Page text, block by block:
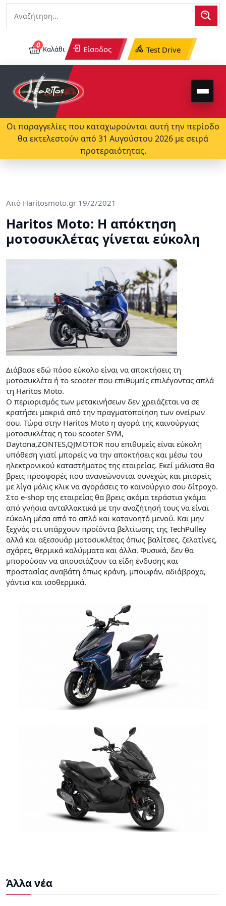
0 Καλάθι Είσοδος Test Drive
Οι παραγγελίες που καταχωρούνται αυτή την περίοδο
θα εκτελεστούν από 31 Αυγούστου 2026 με σειρά
προτεραιότητας.
Από Haritosmoto.gr 19/2/2021
Haritos Moto: Η απόκτηση
μοτοσυκλέτας γίνεται εύκολη
Διάβασε εδώ πόσο εύκολο είναι να αποκτήσεις τη
μοτοσυκλέτα ή το scooter που επιθυμείς επιλέγοντας απλά
τη Haritos Moto.
Ο περιορισμός των μετακινήσεων δεν χρειάζεται να σε
κρατήσει μακριά από την πραγματοποίηση των ονείρων
σου. Τώρα στην Haritos Moto η αγορά της καινούργιας
μοτοσυκλέτας η του scooter SYM,
Daytona,ZONTES,QJMOTOR που επιθυμείς είναι εύκολη
υπόθεση γιατί μπορείς να την αποκτήσεις και μέσω του
ηλεκτρονικού καταστήματος της εταιρείας. Εκεί μάλιστα θα
βρεις προσφορές που ανανεώνονται συνεχώς και μπορείς
με λίγα μόλις κλικ να αγοράσεις το καινούργιο σου δίτροχο.
Στο e-shop της εταιρείας θα βρεις ακόμα τεράστια γκάμα
από γνήσια ανταλλακτικά με την αναζήτησή τους να είναι
εύκολη μέσα από το απλό και κατανοητό μενού. Και μην
ξεχνάς οτι υπάρχουν προϊόντα βελτίωσης της TechPulley
αλλά και αξεσουάρ μοτοσυκλέτας όπως βαλίτσες, ζελατίνες,
σχάρες, θερμικά καλύμματα και άλλα. Φυσικά, δεν θα
μπορούσαν να απουσιάζουν τα είδη ένδυσης και
προστασίας αναβάτη όπως κράνη, μπουφάν, αδιάβροχα,
γάντια και ισοθερμικά.
Άλλα νέα